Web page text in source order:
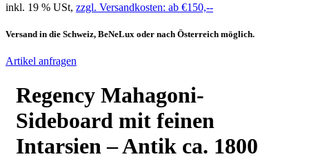
inkl. 19 % USt, zzgl. Versandkosten: ab €150,--
Versand in die Schweiz, BeNeLux oder nach Österreich möglich.
Artikel anfragen
Regency Mahagoni-
Sideboard mit feinen
Intarsien – Antik ca. 1800